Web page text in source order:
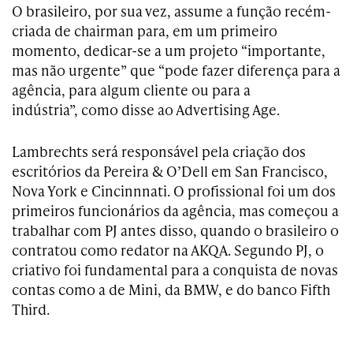
O brasileiro, por sua vez, assume a função recém-
criada de chairman para, em um primeiro
momento, dedicar-se a um projeto “importante,
mas não urgente” que “pode fazer diferença para a
agência, para algum cliente ou para a
indústria”, como disse ao Advertising Age.
Lambrechts será responsável pela criação dos
escritórios da Pereira & O’Dell em San Francisco,
Nova York e Cincinnnati. O profissional foi um dos
primeiros funcionários da agência, mas começou a
trabalhar com PJ antes disso, quando o brasileiro o
contratou como redator na AKQA. Segundo PJ, o
criativo foi fundamental para a conquista de novas
contas como a de Mini, da BMW, e do banco Fifth
Third.